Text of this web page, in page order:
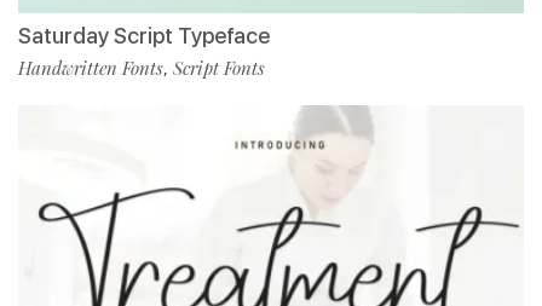
Saturday Script Typeface
Handwritten Fonts, Script Fonts